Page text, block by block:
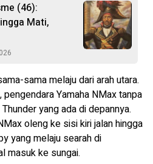
(46):
Mati,
sama melaju dari arah utara.
Yamaha NMax tanpa
yang ada di depannya.
oleng ke sisi kiri jalan hingga
yang melaju searah di
masuk ke sungai.